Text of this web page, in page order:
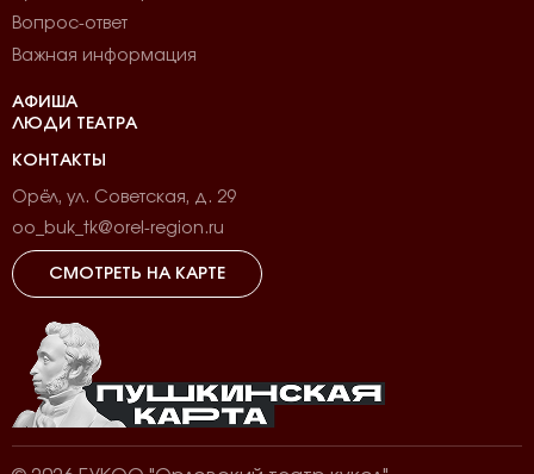
Вопрос-ответ
Важная информация
АФИША
ЛЮДИ ТЕАТРА
КОНТАКТЫ
Орёл, ул. Советская, д. 29
oo_buk_tk@orel-region.ru
СМОТРЕТЬ НА КАРТЕ